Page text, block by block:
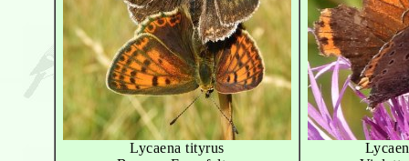
Lycaena tityrus